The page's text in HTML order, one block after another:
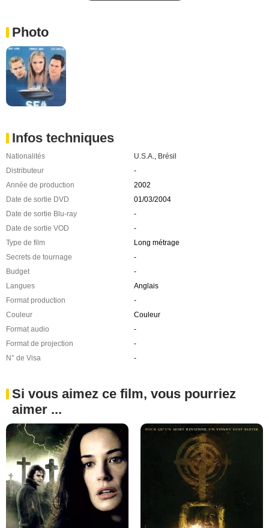
Photo
Infos techniques
Nationalités U.S.A., Brésil
Distributeur
-
Année de production
2002
Date de sortie DVD
01/03/2004
Date de sortie Blu-ray
-
Date de sortie VOD
-
Type de film
Long métrage
Secrets de tournage
-
Budget
-
Langues
Anglais
Format production
-
Couleur
Couleur
Format audio
-
Format de projection
-
N° de Visa
-
Si vous aimez ce film, vous pourriez
aimer ...